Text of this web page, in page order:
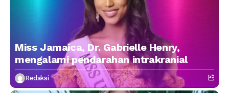
Miss Jamaica, Dr. Gabrielle Henry,
mengalami pendarahan intrakranial
Redaksi